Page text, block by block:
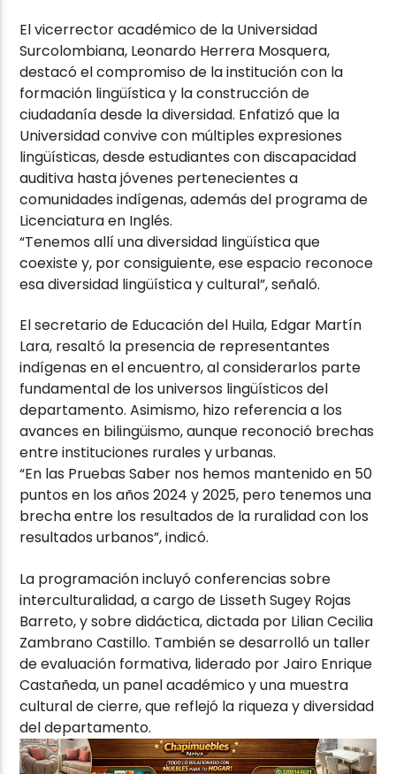
El vicerrector académico de la Universidad
Surcolombiana, Leonardo Herrera Mosquera,
destacó el compromiso de la institución con la
formación lingüística y la construcción de
ciudadanía desde la diversidad. Enfatizó que la
Universidad convive con múltiples expresiones
lingüísticas, desde estudiantes con discapacidad
auditiva hasta jóvenes pertenecientes a
comunidades indígenas, además del programa de
Licenciatura en Inglés.
“Tenemos allí una diversidad lingüística que
coexiste y, por consiguiente, ese espacio reconoce
esa diversidad lingüística y cultural”, señaló.
El secretario de Educación del Huila, Edgar Martín
Lara, resaltó la presencia de representantes
indígenas en el encuentro, al considerarlos parte
fundamental de los universos lingüísticos del
departamento. Asimismo, hizo referencia a los
avances en bilingüismo, aunque reconoció brechas
entre instituciones rurales y urbanas.
“En las Pruebas Saber nos hemos mantenido en 50
puntos en los años 2024 y 2025, pero tenemos una
brecha entre los resultados de la ruralidad con los
resultados urbanos”, indicó.
La programación incluyó conferencias sobre
interculturalidad, a cargo de Lisseth Sugey Rojas
Barreto, y sobre didáctica, dictada por Lilian Cecilia
Zambrano Castillo. También se desarrolló un taller
de evaluación formativa, liderado por Jairo Enrique
Castañeda, un panel académico y una muestra
cultural de cierre, que reflejó la riqueza y diversidad
del departamento.